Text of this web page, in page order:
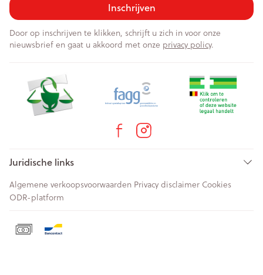
Inschrijven
Door op inschrijven te klikken, schrijft u zich in voor onze
nieuwsbrief en gaat u akkoord met onze privacy policy.
Juridische links
Algemene verkoopsvoorwaarden Privacy disclaimer Cookies
ODR-platform